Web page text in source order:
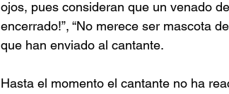
ojos, pues consideran que un venado
encerrado!”, “No merece ser mascota
que han enviado al cantante.
Hasta el momento el cantante no ha